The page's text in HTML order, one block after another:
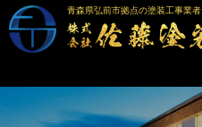
青森県弘前市拠点の塗装工事業者